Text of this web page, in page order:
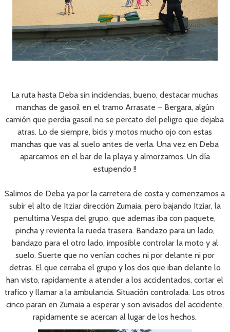
La ruta hasta Deba sin incidencias, bueno, destacar muchas
manchas de gasoil en el tramo Arrasate – Bergara, algún
camión que perdia gasoil no se percato del peligro que dejaba
atras. Lo de siempre, bicis y motos mucho ojo con estas
manchas que vas al suelo antes de verla. Una vez en Deba
aparcamos en el bar de la playa y almorzamos. Un día
estupendo !!
Salimos de Deba ya por la carretera de costa y comenzamos a
subir el alto de Itziar dirección Zumaia, pero bajando Itziar, la
penultima Vespa del grupo, que ademas iba con paquete,
pincha y revienta la rueda trasera. Bandazo para un lado,
bandazo para el otro lado, imposible controlar la moto y al
suelo. Suerte que no venían coches ni por delante ni por
detras. El que cerraba el grupo y los dos que iban delante lo
han visto, rapidamente a atender a los accidentados, cortar el
trafico y llamar a la ambulancia. Situación controlada. Los otros
cinco paran en Zumaia a esperar y son avisados del accidente,
rapidamente se acercan al lugar de los hechos.